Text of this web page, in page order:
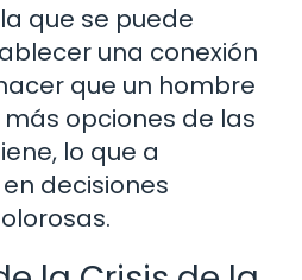
que se puede
una conexión
que un hombre
opciones de las
lo que a
decisiones